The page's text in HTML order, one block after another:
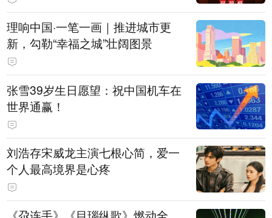
理响中国·一笔一画｜推进城市更
新，勾勒“幸福之城”壮阔图景
张雪39岁生日愿望：祝中国机车在
世界通赢！
刘浩存宋威龙主演七根心简，爱一
个人最高境界是心疼